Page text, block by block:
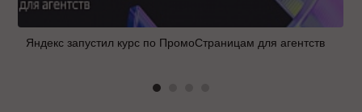
Яндекс запустил курс по ПромоСтраницам для агентств